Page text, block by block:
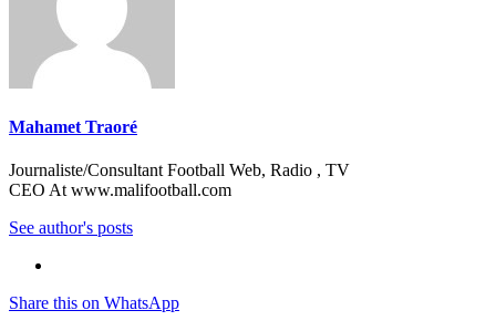
Mahamet Traoré
Journaliste/Consultant Football Web, Radio , TV
CEO At www.malifootball.com
See author's posts
Share this on WhatsApp